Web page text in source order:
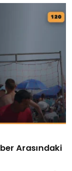
Arasındaki